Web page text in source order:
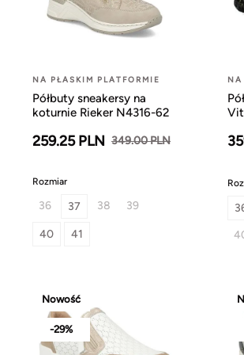
NA PŁASKIM PLATFORMIE
Półbuty sneakersy na
koturnie Rieker N4316-62
259.25 PLN 349.00 PLN
Rozmiar
36 37 38 39
40 41
NA
Nowość
-29%